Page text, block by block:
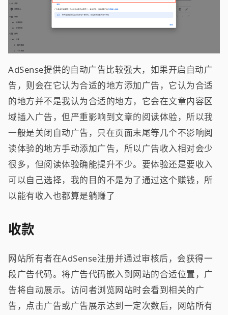
AdSense提供的自动广告比较强大，如果开启自动广
告，则会在它认为合适的地方添加广告，它认为合适
的地方并不是我认为合适的地方，它会在文章内容区
域插入广告，但严重影响到文章的阅读体验，所以我
一般是关闭自动广告，只在页面末尾等几个不影响阅
读体验的地方手动添加广告，所以广告收入相对会少
很多，但阅读体验确能提升不少。要体验还是要收入
可以自己选择，我的目的不是为了通过这个赚钱，所
以能有收入也都算是躺赚了
收款
网站所有者在AdSense注册并通过审核后，会获得一
段广告代码。将广告代码嵌入到网站的合适位置，广
告将自动展示。访问者浏览网站时会看到相关的广
告，点击广告或广告展示达到一定次数后，网站所有